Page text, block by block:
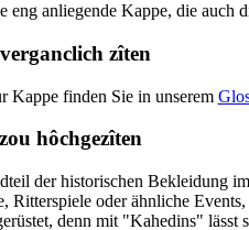
anliegende Kappe, die
zîten
Kappe finden Sie in unserem
hôchgezîten
der historischen Bekleidung
Ritterspiele oder ähnliche
denn mit "Kahedins" lässt